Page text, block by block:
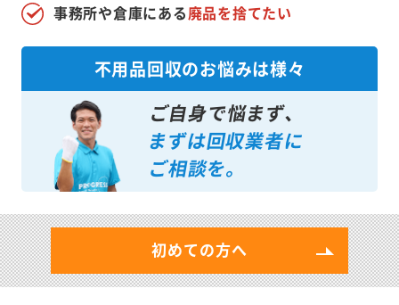
事務所や倉庫にある廃品を捨てたい
不用品回収のお悩みは様々
ご自身で悩まず、
まずは回収業者に
ご相談を。
初めての方へ